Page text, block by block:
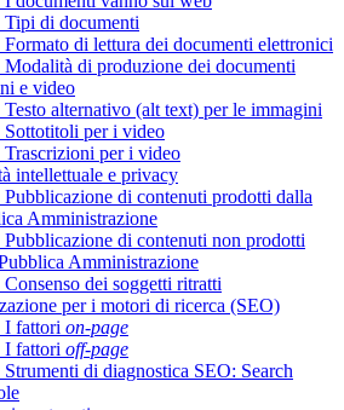
Tipi di documenti
Formato di lettura dei documenti elettronici
Modalità di produzione dei documenti
e video
Testo alternativo (alt text) per le immagini
Sottotitoli per i video
Trascrizioni per i video
intellettuale e privacy
Pubblicazione di contenuti prodotti dalla
Amministrazione
Pubblicazione di contenuti non prodotti
Amministrazione
dei soggetti ritratti
per i motori di ricerca (SEO)
I fattori on-page
I fattori off-page
di diagnostica SEO: Search